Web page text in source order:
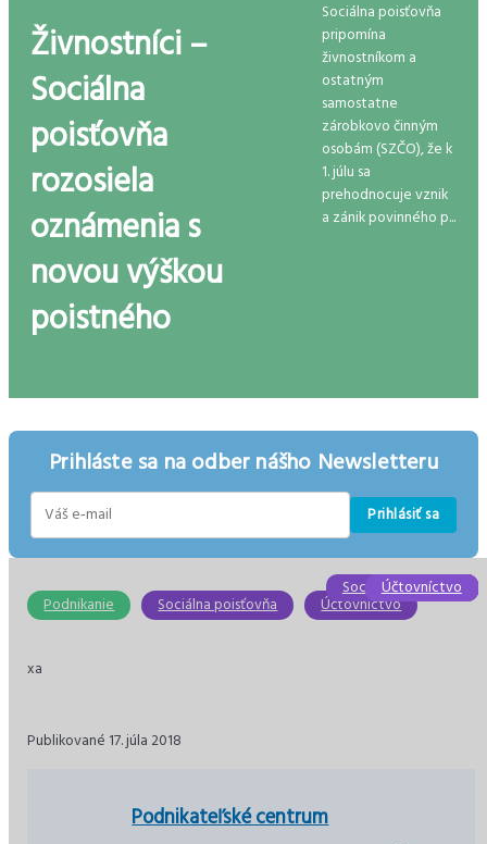
Živnostníci –
Sociálna
poisťovňa
rozosiela
oznámenia s
novou výškou
poistného
Sociálna poisťovňa
pripomína
živnostníkom a
ostatným
samostatne
zárobkovo činným
osobám (SZČO), že k
1. júlu sa
prehodnocuje vznik
a zánik povinného p...
Prihláste sa na odber nášho Newsletteru
Prihlásiť sa
Podnikanie Sociálna poisťovňa Účtovníctvo
xa
Publikované 17. júla 2018
Podnikateľské centrum
Ekonomika
Ekonomika
Sociálna poisťovňa
Účtovníctvo
Dane
Účtovníctvo